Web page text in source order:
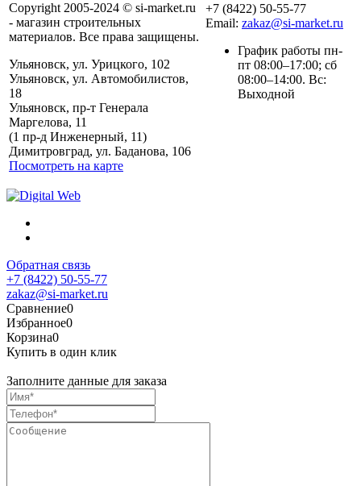
Copyright 2005-2024 © si-market.ru
- магазин строительных
материалов. Все права защищены.
Ульяновск, ул. Урицкого, 102
Ульяновск, ул. Автомобилистов,
18
Ульяновск, пр-т Генерала
Маргелова, 11
(1 пр-д Инженерный, 11)
Димитровград, ул. Баданова, 106
Посмотреть на карте
+7 (8422) 50-55-77
Email: zakaz@si-market.ru
График работы пн-
пт 08:00–17:00; сб
08:00–14:00. Вс:
Выходной
Обратная связь
+7 (8422) 50-55-77
zakaz@si-market.ru
Сравнение0
Избранное0
Корзина0
Купить в один клик
Заполните данные для заказа